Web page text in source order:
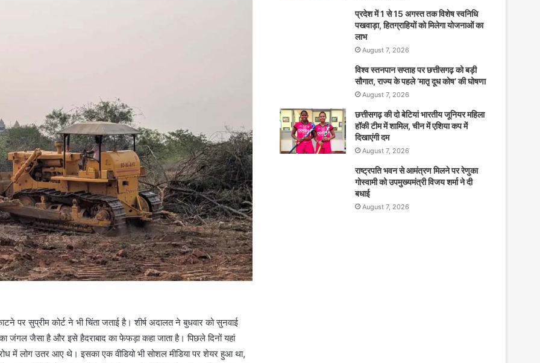
पर सुप्रीम कोर्ट ने भी चिंता जताई है। शीर्ष अदालत ने बुधवार को सुनवाई
जंगल जैसा है और इसे हैदराबाद का फेफड़ा कहा जाता है। पिछले दिनों यहां
में लोग उतर आए थे। इसका एक वीडियो भी सोशल मीडिया पर शेयर हुआ था,
प्रदेश में 1 से 15 अगस्त तक विशेष स्वनिधि
पखवाड़ा, हितग्राहियों को मिलेगा योजनाओं का
लाभ
August 7, 2026
विश्व स्तनपान सप्ताह पर छत्तीसगढ़ को बड़ी
सौगात, राज्य के पहले ‘मातृ दूध कोष’ की घोषणा
August 7, 2026
छत्तीसगढ़ की दो बेटियां भारतीय जूनियर महिला
हॉकी टीम में शामिल, चीन में एशिया कप में
दिखाएंगी दम
August 7, 2026
राष्ट्रपति भवन से आमंत्रण मिलने पर रेणुका
गोस्वामी को उपमुख्यमंत्री विजय शर्मा ने दी
बधाई
August 7, 2026